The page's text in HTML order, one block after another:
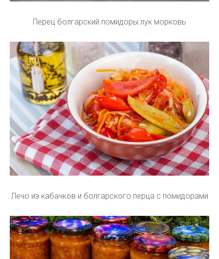
Перец болгарский помидоры лук морковь
Лечо из кабачков и болгарского перца с помидорами